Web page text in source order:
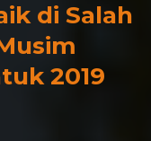
di Salah
2019